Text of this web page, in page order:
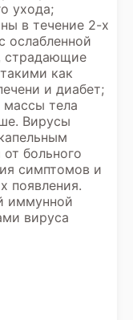
ухода;
в течение 2-х
ослабленной
страдающие
как
и диабет;
тела
Вирусы
больного
симптомов и
появления.
иммунной
вируса